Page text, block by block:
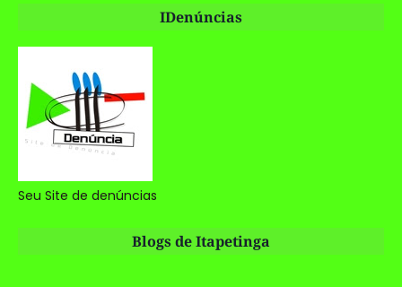
IDenúncias
Seu Site de denúncias
Blogs de Itapetinga